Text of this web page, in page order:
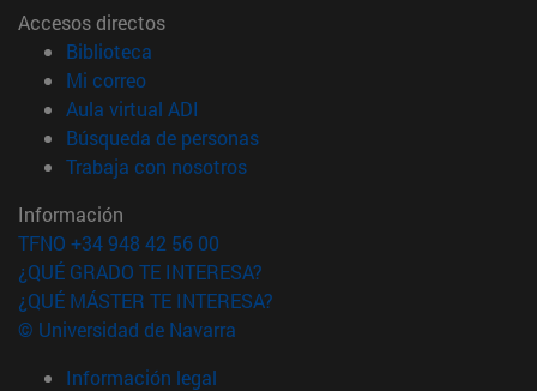
Accesos directos
Biblioteca
Mi correo(abre en nueva ventana)
Aula virtual ADI
Búsqueda de personas(abre en nueva ventana)
Trabaja con nosotros(abre en nueva ventana)
Información
TFNO +34 948 42 56 00
¿QUÉ GRADO TE INTERESA?
¿QUÉ MÁSTER TE INTERESA?
© Universidad de Navarra
Información legal